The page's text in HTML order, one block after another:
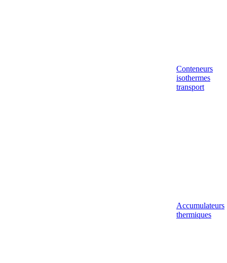
Conteneurs
isothermes
transport
Accumulateurs
thermiques